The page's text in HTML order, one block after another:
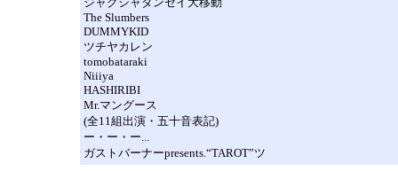
The Slumbers
DUMMYKID
ツチヤカレン
tomobataraki
Niiiya
HASHIRIBI
Mr.マングース
(全11組出演・五十音表記)
ー・ー・ー...
ガストバーナーpresents.“TAROT”ツ